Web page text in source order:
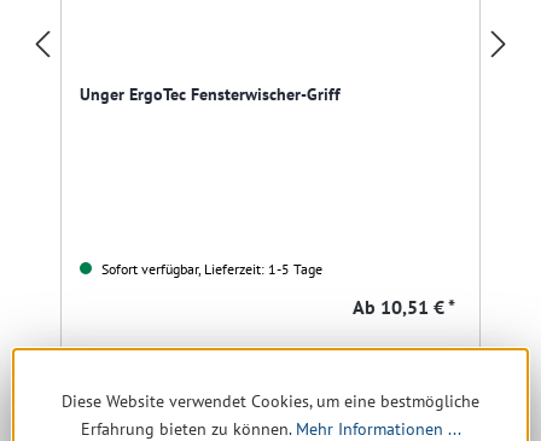
Unger ErgoTec Fensterwischer-Griff
Sofort verfügbar, Lieferzeit: 1-5 Tage
Ab 10,51 € *
Diese Website verwendet Cookies, um eine bestmögliche
Erfahrung bieten zu können. Mehr Informationen ...